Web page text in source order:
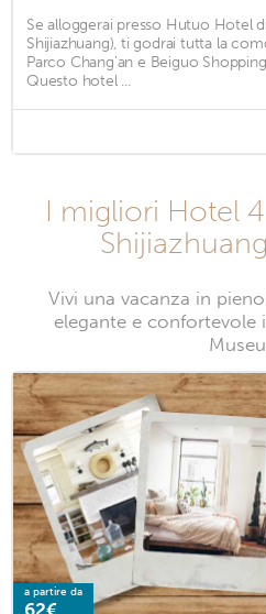
Se alloggerai presso Hutuo Hotel
Shijiazhuang), ti godrai tutta la
Parco Chang'an e Beiguo
Questo hotel ...
I migliori Hotel
Vivi una vacanza in
elegante e confortevole
a partire da